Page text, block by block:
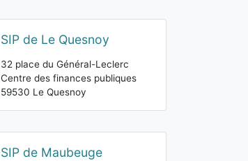
SIP de Le Quesnoy
32 place du Général-Leclerc
Centre des finances publiques
59530 Le Quesnoy
SIP de Maubeuge